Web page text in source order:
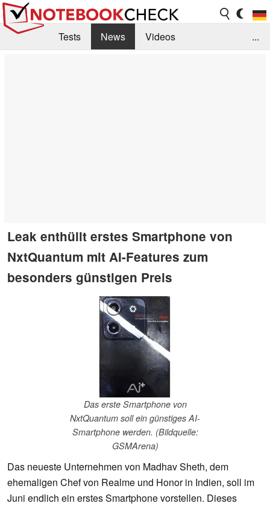
Tests News
Videos
...
Leak enthüllt erstes Smartphone von
NxtQuantum mit AI-Features zum
besonders günstigen Preis
Das erste Smartphone von
NxtQuantum soll ein günstiges AI-
Smartphone werden. (Bildquelle:
GSMArena)
Das neueste Unternehmen von Madhav Sheth, dem
ehemaligen Chef von Realme und Honor in Indien, soll im
Juni endlich ein erstes Smartphone vorstellen. Dieses